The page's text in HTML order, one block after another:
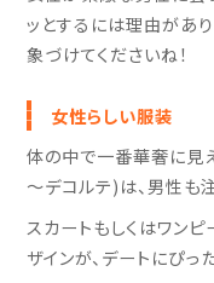
ッとするには理由があ
象づけてくださいね！
女性らしい服装
体の中で一番華奢に見
～デコルテ)は、男性も
スカートもしくはワン
ザインが、デートにぴっ